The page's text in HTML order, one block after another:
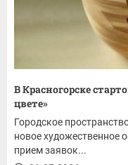
В Красногорске
цвете»
Городское
новое художественное
прием заявок...